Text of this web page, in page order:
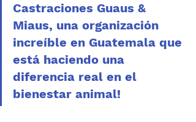
Castraciones Guaus &
Miaus, una organización
increíble en Guatemala que
está haciendo una
diferencia real en el
bienestar animal!